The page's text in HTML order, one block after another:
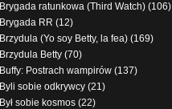
Brygada ratunkowa (Third Watch) (106)
Brygada RR (12)
Brzydula (Yo soy Betty, la fea) (169)
Brzydula Betty (70)
Buffy: Postrach wampirów (137)
Byli sobie odkrywcy (21)
Był sobie kosmos (22)